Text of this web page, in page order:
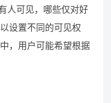
人可见，哪些仅对好
设置不同的可见权
，用户可能希望根据